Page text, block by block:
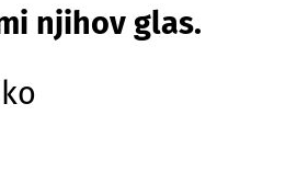
njihov glas.